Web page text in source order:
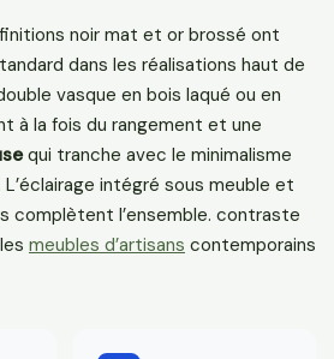
noir mat et or brossé ont
dans les réalisations haut de
vasque en bois laqué ou en
à la fois du rangement et une
qui tranche avec le minimalisme
intégré sous meuble et
complètent l’ensemble. contraste
meubles d’artisans contemporains